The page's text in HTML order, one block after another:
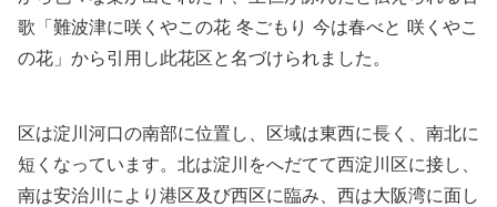
歌「難波津に咲くやこの花 冬ごもり 今は春べと 咲くやこ
の花」から引用し此花区と名づけられました。
区は淀川河口の南部に位置し、区域は東西に長く、南北に
短くなっています。北は淀川をへだてて西淀川区に接し、
南は安治川により港区及び西区に臨み、西は大阪湾に面し